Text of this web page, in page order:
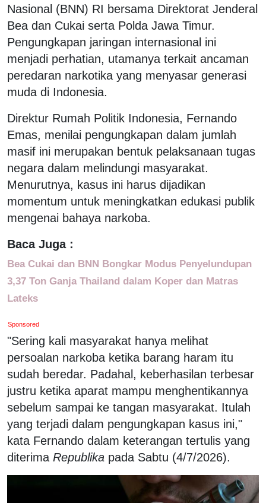
Nasional (BNN) RI bersama Direktorat Jenderal
Bea dan Cukai serta Polda Jawa Timur.
Pengungkapan jaringan internasional ini
menjadi perhatian, utamanya terkait ancaman
peredaran narkotika yang menyasar generasi
muda di Indonesia.
Direktur Rumah Politik Indonesia, Fernando
Emas, menilai pengungkapan dalam jumlah
masif ini merupakan bentuk pelaksanaan tugas
negara dalam melindungi masyarakat.
Menurutnya, kasus ini harus dijadikan
momentum untuk meningkatkan edukasi publik
mengenai bahaya narkoba.
Baca Juga :
Bea Cukai dan BNN Bongkar Modus Penyelundupan
3,37 Ton Ganja Thailand dalam Koper dan Matras
Lateks
Sponsored
"Sering kali masyarakat hanya melihat
persoalan narkoba ketika barang haram itu
sudah beredar. Padahal, keberhasilan terbesar
justru ketika aparat mampu menghentikannya
sebelum sampai ke tangan masyarakat. Itulah
yang terjadi dalam pengungkapan kasus ini,"
kata Fernando dalam keterangan tertulis yang
diterima Republika pada Sabtu (4/7/2026).